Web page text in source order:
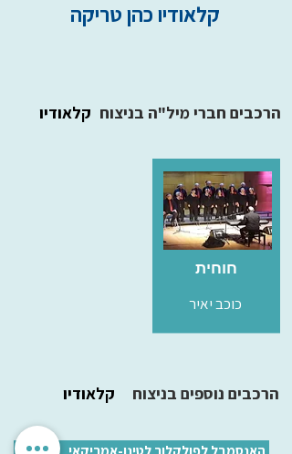
קלאודיו כהן טריקה
קלאודיו הרכבים חברי מיל"ה בניצוח
חוחית
כוכב יאיר
קלאודיו הרכבים נוספים בניצוח